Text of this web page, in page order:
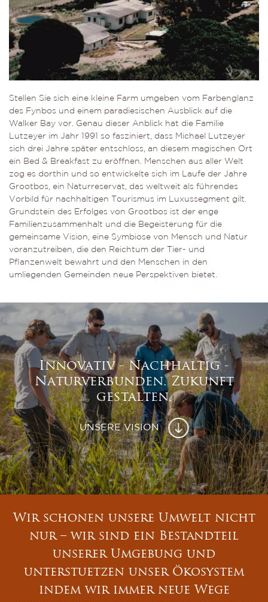
Stellen Sie sich eine kleine Farm umgeben vom Farbenglanz
des Fynbos und einem paradiesischen Ausblick auf die
Walker Bay vor. Genau dieser Anblick hat die Familie
Lutzeyer im Jahr 1991 so fasziniert, dass Michael Lutzeyer
sich drei Jahre später entschloss, an diesem magischen Ort
ein Bed & Breakfast zu eröffnen. Menschen aus aller Welt
zog es dorthin und so entwickelte sich im Laufe der Jahre
Grootbos, ein Naturreservat, das weltweit als führendes
Vorbild für nachhaltigen Tourismus im Luxussegment gilt.
Grundstein des Erfolges von Grootbos ist der enge
Familienzusammenhalt und die Begeisterung für die
gemeinsame Vision, eine Symbiose von Mensch und Natur
voranzutreiben, die den Reichtum der Tier- und
Pflanzenwelt bewahrt und den Menschen in den
umliegenden Gemeinden neue Perspektiven bietet.
Innovativ - Nachhaltig -
Naturverbunden. Zukunft
gestalten.
UNSERE VISION
Wir schonen unsere Umwelt nicht
nur – wir sind ein Bestandteil
unserer Umgebung und
unterstuetzen unser Ökosystem
indem wir immer neue Wege